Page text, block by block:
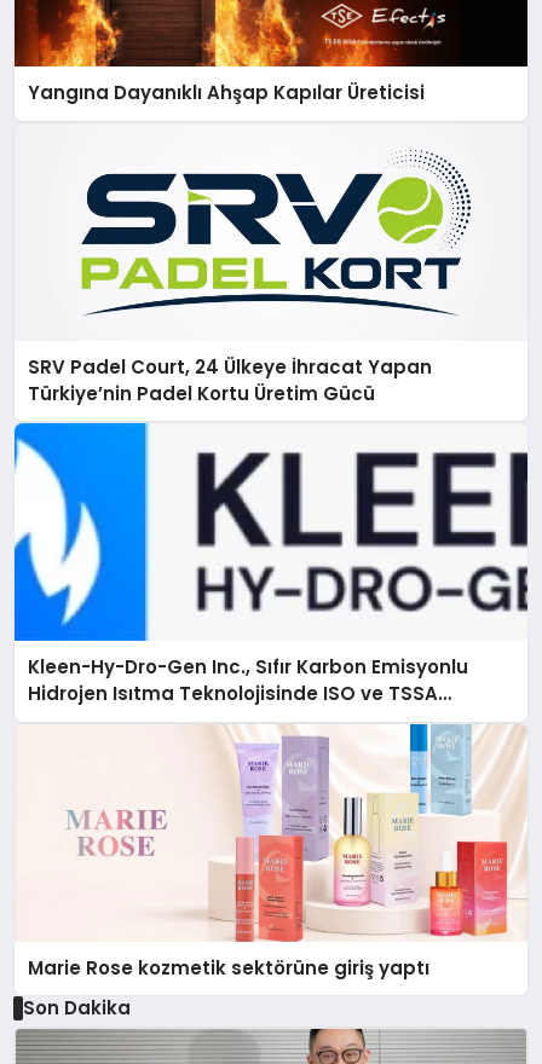
Yangına Dayanıklı Ahşap Kapılar Üreticisi
SRV Padel Court, 24 Ülkeye İhracat Yapan
Türkiye’nin Padel Kortu Üretim Gücü
Kleen-Hy-Dro-Gen Inc., Sıfır Karbon Emisyonlu
Hidrojen Isıtma Teknolojisinde ISO ve TSSA
Düzenleyici Onaylarını Aldı
Marie Rose kozmetik sektörüne giriş yaptı
Son Dakika